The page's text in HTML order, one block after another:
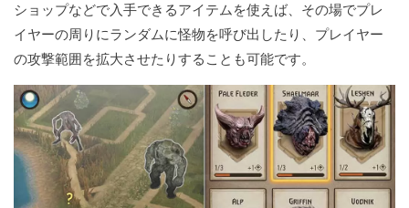
ショップなどで入手できるアイテムを使えば、その場でプレ
イヤーの周りにランダムに怪物を呼び出したり、プレイヤー
の攻撃範囲を拡大させたりすることも可能です。